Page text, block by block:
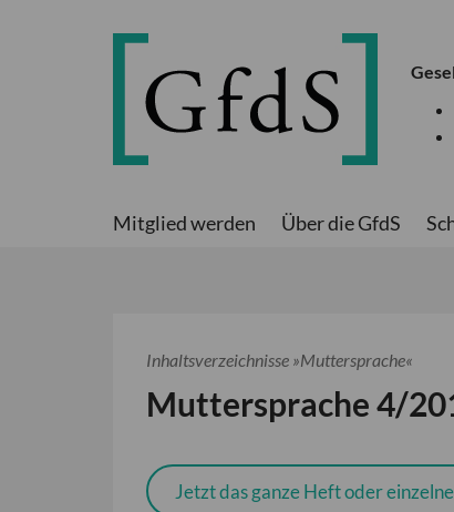
Mitglied werden Über die GfdS
Inhaltsverzeichnisse »Muttersprache«
Muttersprache 4/
Jetzt das ganze Heft oder